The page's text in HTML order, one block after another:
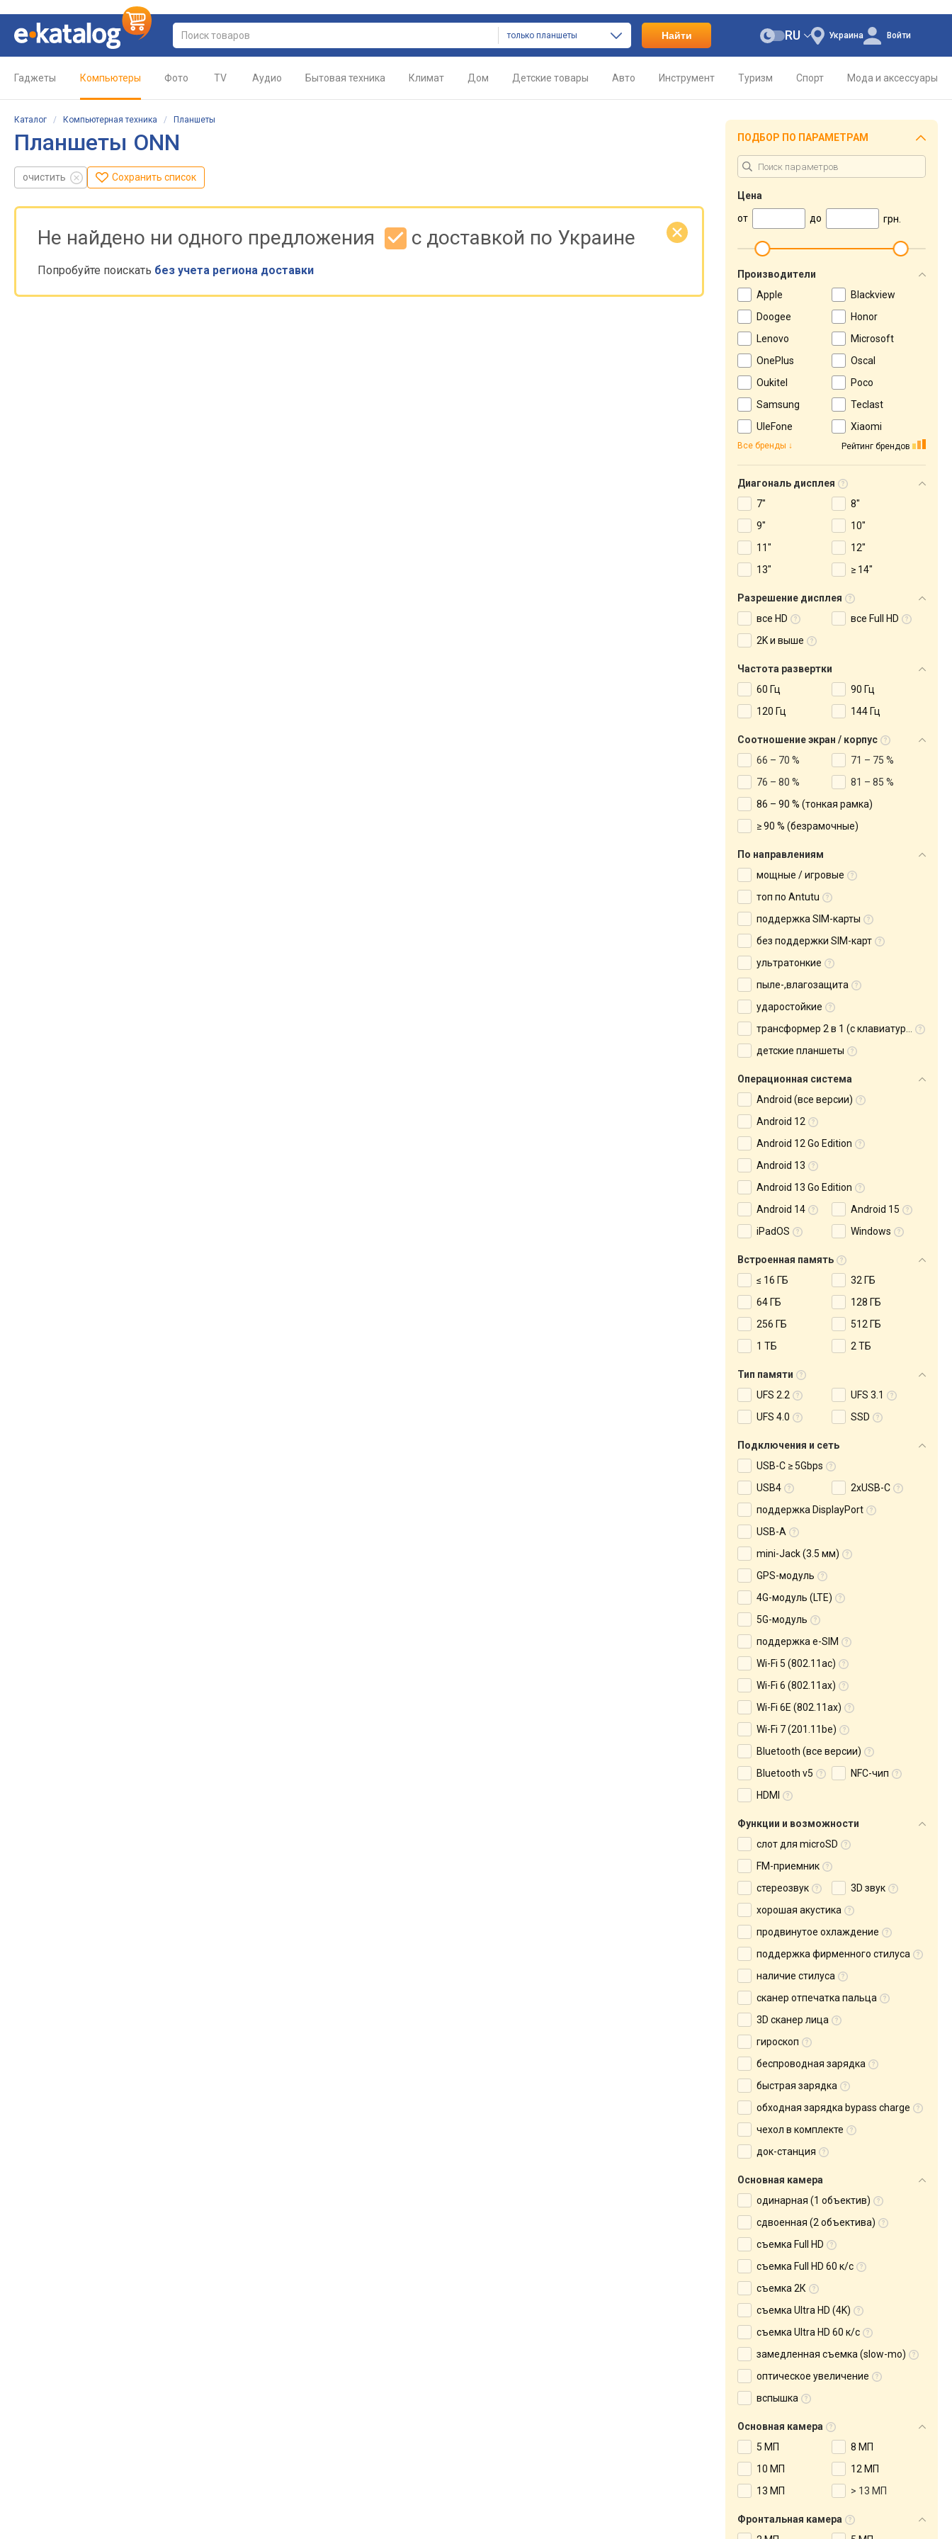
только планшеты Найти Украина
RU Войти
Гаджеты Компьютеры Фото TV Аудио Бытовая техника Климат Дом Детские товары Авто Инструмент Туризм Спорт Мода и аксессуары
Каталог / Компьютерная техника / Планшеты
Планшеты ONN
очистить Сохранить список
Не найдено ни одного предложения с доставкой по Украине
Попробуйте поискать без учета региона доставки
ПОДБОР ПО ПАРАМЕТРАМ
Цена
от
до грн.
Производители
Apple
Blackview
Doogee
Honor
Lenovo
Microsoft
OnePlus
Oscal
Oukitel
Poco
Samsung
Teclast
UleFone
Xiaomi
Рейтинг брендов
Все бренды
Диагональ дисплея
7"
8"
9"
10"
11"
12"
13"
≥ 14"
Разрешение дисплея
все HD
все Full HD
2K и выше
Частота развертки
60 Гц
90 Гц
120 Гц
144 Гц
Соотношение экран / корпус
66 – 70 %
71 – 75 %
76 – 80 %
81 – 85 %
86 – 90 % (тонкая рамка)
≥ 90 % (безрамочные)
По направлениям
мощные / игровые
топ по Antutu
поддержка SIM-карты
без поддержки SIM-карт
ультратонкие
пыле-,влагозащита
ударостойкие
трансформер 2 в 1 (с клавиатурой)
детские планшеты
Операционная система
Android (все версии)
Android 12
Android 12 Go Edition
Android 13
Android 13 Go Edition
Android 14
Android 15
iPadOS
Windows
Встроенная память
≤ 16 ГБ
32 ГБ
64 ГБ
128 ГБ
256 ГБ
512 ГБ
1 ТБ
2 ТБ
Тип памяти
UFS 2.2
UFS 3.1
UFS 4.0
SSD
Подключения и сеть
USB-C ≥ 5Gbps
USB4
2xUSB-C
поддержка DisplayPort
USB-A
mini-Jack (3.5 мм)
GPS-модуль
4G-модуль (LTE)
5G-модуль
поддержка e-SIM
Wi-Fi 5 (802.11ac)
Wi-Fi 6 (802.11ax)
Wi-Fi 6E (802.11ax)
Wi-Fi 7 (201.11be)
Bluetooth (все версии)
Bluetooth v5
NFC-чип
HDMI
Функции и возможности
слот для microSD
FM-приемник
стереозвук
3D звук
хорошая акустика
продвинутое охлаждение
поддержка фирменного стилуса
наличие стилуса
сканер отпечатка пальца
3D сканер лица
гироскоп
беспроводная зарядка
быстрая зарядка
обходная зарядка bypass charge
чехол в комплекте
док-станция
Основная камера
одинарная (1 объектив)
сдвоенная (2 объектива)
съемка Full HD
съемка Full HD 60 к/с
съемка 2К
съемка Ultra HD (4K)
съемка Ultra HD 60 к/с
замедленная съемка (slow-mo)
оптическое увеличение
вспышка
Основная камера
5 МП
8 МП
10 МП
12 МП
13 МП
> 13 МП
Фронтальная камера